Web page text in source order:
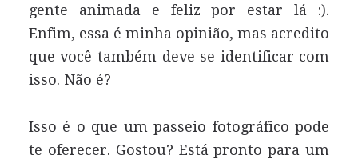
gente animada e feliz por estar lá :).
Enfim, essa é minha opinião, mas acredito
que você também deve se identificar com
isso. Não é?
Isso é o que um passeio fotográfico pode
te oferecer. Gostou? Está pronto para um